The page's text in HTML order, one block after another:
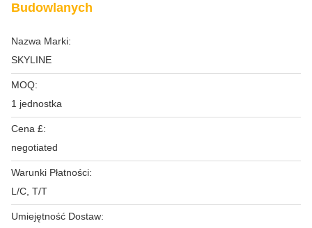
Budowlanych
Nazwa Marki:
SKYLINE
MOQ:
1 jednostka
Cena £:
negotiated
Warunki Płatności:
L/C, T/T
Umiejętność Dostaw: